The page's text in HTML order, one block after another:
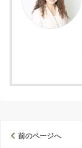
前のページへ